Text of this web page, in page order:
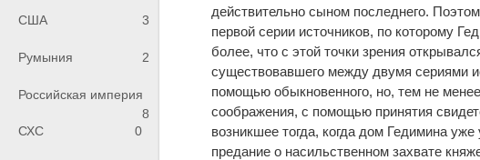
США 3
Румыния 2
Российская империя
8
СХС
0
действительно сыном последнего.
первой серии источников, по которому
более, что с этой точки зрения
существовавшего между двумя сериями
помощью обыкновенного, но, тем не
соображения, с помощью принятия
возникшее тогда, когда дом Гедимина
предание о насильственном захвате